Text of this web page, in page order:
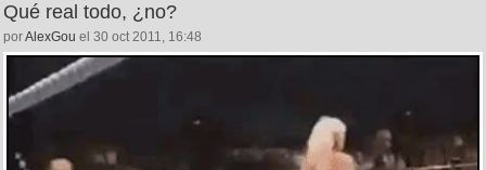
Qué real todo, ¿no?
porAlexGou el 30 oct 2011, 16:48